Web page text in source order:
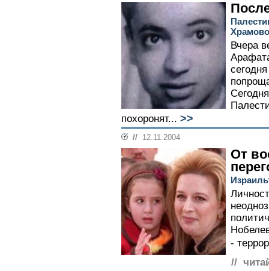
Вчера
похоронят... >>
// 12.11.2004
От
-
//